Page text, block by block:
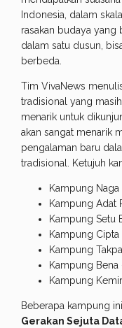
Indonesia, dalam
rasakan budaya yang
dalam satu dusun,
berbeda.
Tim VivaNews
tradisional yang
menarik untuk
akan sangat menarik
pengalaman baru
tradisional. Ketujuh
Kampung Naga
Kampung Adat
Kampung Setu
Kampung Cipta
Kampung
Kampung Bena
Kampung
Beberapa kampung
Gerakan Sejuta